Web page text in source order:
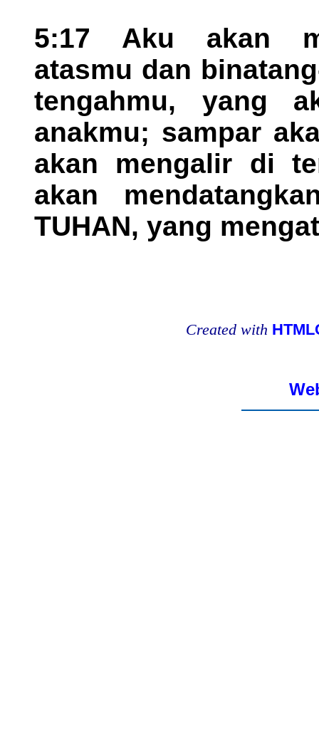
5:17 Aku akan
atasmu dan
tengahmu, yang
anakmu; sampar
akan mengalir di
akan
TUHAN, yang
Created with